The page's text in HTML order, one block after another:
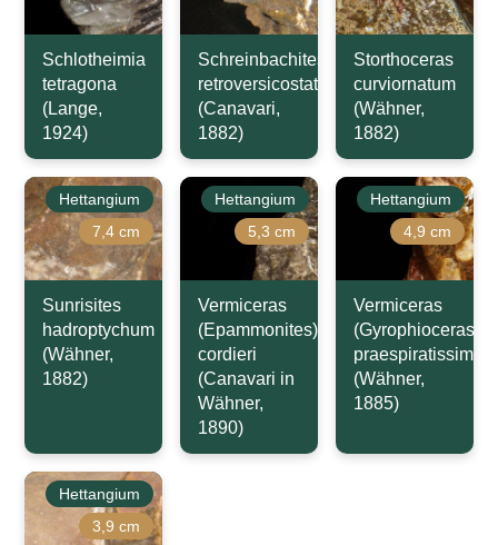
Schlotheimia
tetragona
(Lange,
1924)
Schreinbachites
retroversicostatus
(Canavari,
1882)
Storthoceras
curviornatum
(Wähner,
1882)
Hettangium
7,4 cm
Sunrisites
hadroptychum
(Wähner,
1882)
Hettangium
5,3 cm
Vermiceras
(Epammonites)
cordieri
(Canavari in
Wähner,
1890)
Hettangium
4,9 cm
Vermiceras
(Gyrophioceras)
praespiratissimus
(Wähner,
1885)
Hettangium
3,9 cm